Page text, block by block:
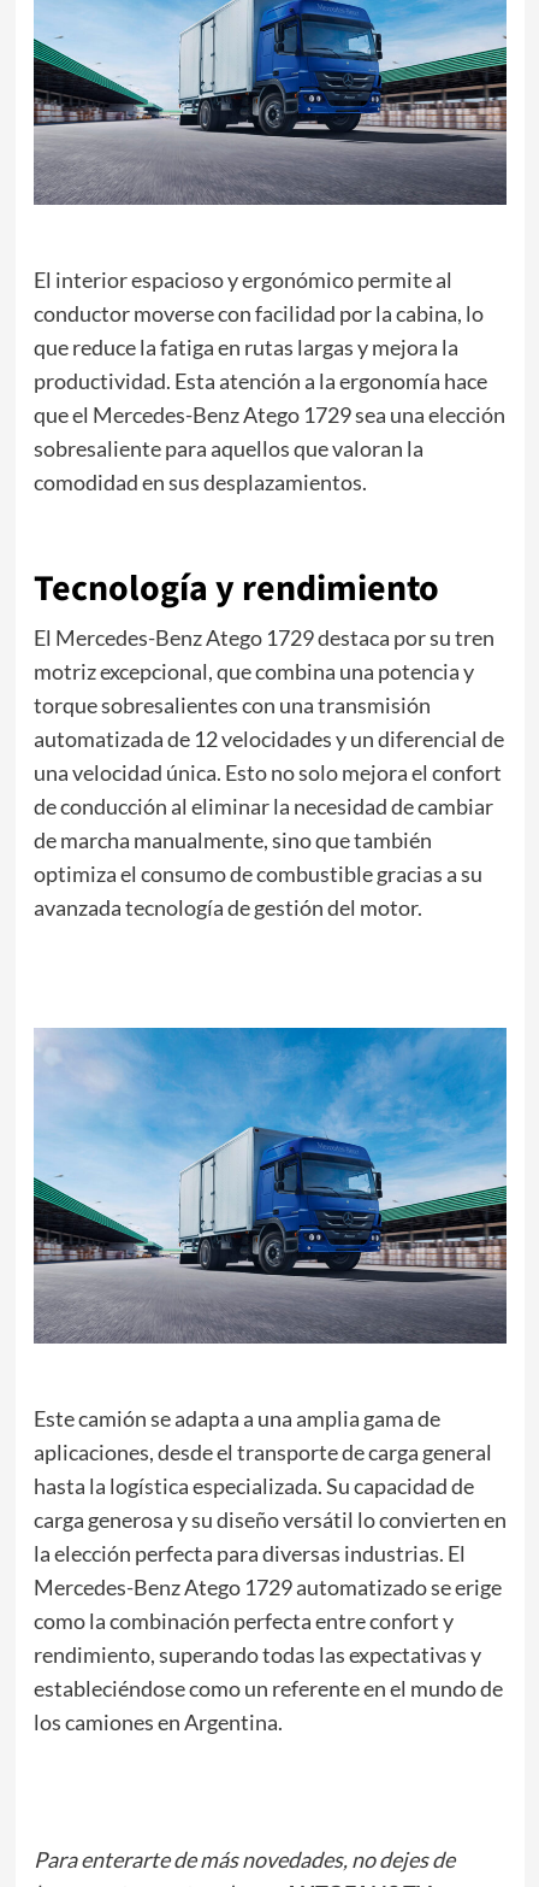
El interior espacioso y ergonómico permite al
conductor moverse con facilidad por la cabina, lo
que reduce la fatiga en rutas largas y mejora la
productividad. Esta atención a la ergonomía hace
que el Mercedes-Benz Atego 1729 sea una elección
sobresaliente para aquellos que valoran la
comodidad en sus desplazamientos.
Tecnología y rendimiento
El Mercedes-Benz Atego 1729 destaca por su tren
motriz excepcional, que combina una potencia y
torque sobresalientes con una transmisión
automatizada de 12 velocidades y un diferencial de
una velocidad única. Esto no solo mejora el confort
de conducción al eliminar la necesidad de cambiar
de marcha manualmente, sino que también
optimiza el consumo de combustible gracias a su
avanzada tecnología de gestión del motor.
Este camión se adapta a una amplia gama de
aplicaciones, desde el transporte de carga general
hasta la logística especializada. Su capacidad de
carga generosa y su diseño versátil lo convierten en
la elección perfecta para diversas industrias. El
Mercedes-Benz Atego 1729 automatizado se erige
como la combinación perfecta entre confort y
rendimiento, superando todas las expectativas y
estableciéndose como un referente en el mundo de
los camiones en Argentina.
Para enterarte de más novedades, no dejes de